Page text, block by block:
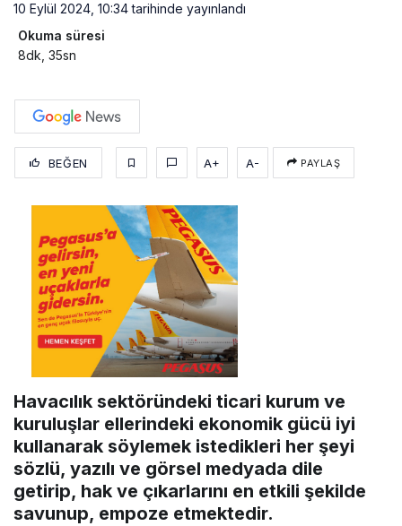
10 Eylül 2024, 10:34tarihinde yayınlandı
Okuma süresi
8dk, 35sn
BEĞEN A+ A- PAYLAŞ
Havacılık sektöründeki ticari kurum ve
kuruluşlar ellerindeki ekonomik gücü iyi
kullanarak söylemek istedikleri her şeyi
sözlü, yazılı ve görsel medyada dile
getirip, hak ve çıkarlarını en etkili şekilde
savunup, empoze etmektedir.